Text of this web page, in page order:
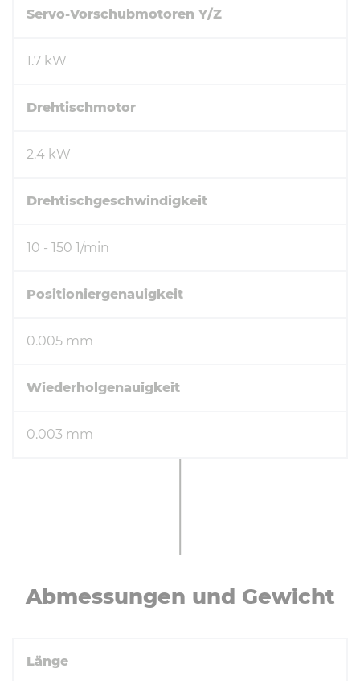
Servo-Vorschubmotoren Y/Z
1.7 kW
Drehtischmotor
2.4 kW
Drehtischgeschwindigkeit
10 - 150 1/min
Positioniergenauigkeit
0.005 mm
Wiederholgenauigkeit
0.003 mm
Ab­mes­sun­gen und Gewicht
Länge